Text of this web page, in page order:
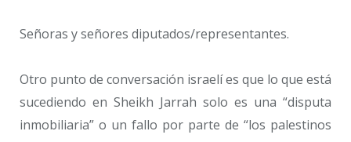
Señoras y señores diputados/representantes.
Otro punto de conversación israelí es que lo que está
sucediendo en Sheikh Jarrah solo es una “disputa
inmobiliaria” o un fallo por parte de “los palestinos